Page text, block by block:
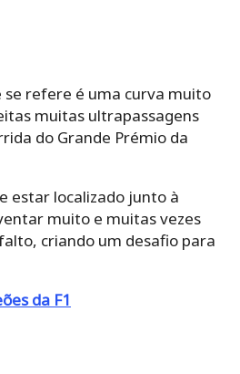
se refere é uma curva muito
muitas ultrapassagens
do Grande Prémio da
estar localizado junto à
muito e muitas vezes
criando um desafio para
da F1